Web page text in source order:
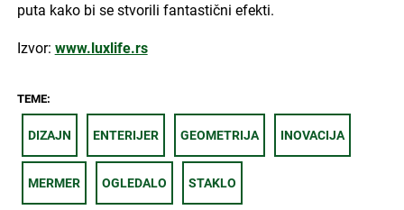
puta kako bi se stvorili fantastični efekti.
Izvor: www.luxlife.rs
TEME:
DIZAJN ENTERIJER GEOMETRIJA INOVACIJA
MERMER OGLEDALO STAKLO